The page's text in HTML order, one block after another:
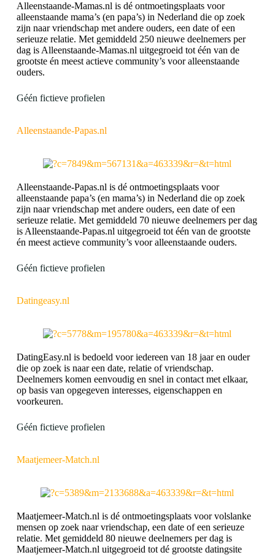
Alleenstaande-Mamas.nl is dé ontmoetingsplaats voor
alleenstaande mama’s (en papa’s) in Nederland die op zoek
zijn naar vriendschap met andere ouders, een date of een
serieuze relatie. Met gemiddeld 250 nieuwe deelnemers per
dag is Alleenstaande-Mamas.nl uitgegroeid tot één van de
grootste én meest actieve community’s voor alleenstaande
ouders.
Géén fictieve profielen
Alleenstaande-Papas.nl
Alleenstaande-Papas.nl is dé ontmoetingsplaats voor
alleenstaande papa’s (en mama’s) in Nederland die op zoek
zijn naar vriendschap met andere ouders, een date of een
serieuze relatie. Met gemiddeld 70 nieuwe deelnemers per dag
is Alleenstaande-Papas.nl uitgegroeid tot één van de grootste
én meest actieve community’s voor alleenstaande ouders.
Géén fictieve profielen
Datingeasy.nl
DatingEasy.nl is bedoeld voor iedereen van 18 jaar en ouder
die op zoek is naar een date, relatie of vriendschap.
Deelnemers komen eenvoudig en snel in contact met elkaar,
op basis van opgegeven interesses, eigenschappen en
voorkeuren.
Géén fictieve profielen
Maatjemeer-Match.nl
Maatjemeer-Match.nl is dé ontmoetingsplaats voor volslanke
mensen op zoek naar vriendschap, een date of een serieuze
relatie. Met gemiddeld 80 nieuwe deelnemers per dag is
Maatjemeer-Match.nl uitgegroeid tot dé grootste datingsite